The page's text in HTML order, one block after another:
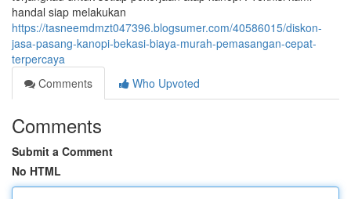
handal siap melakukan
https://tasneemdmzt047396.blogsumer.com/40586015/diskon-
jasa-pasang-kanopi-bekasi-biaya-murah-pemasangan-cepat-
terpercaya
Comments
Who Upvoted
Comments
Submit a Comment
No HTML